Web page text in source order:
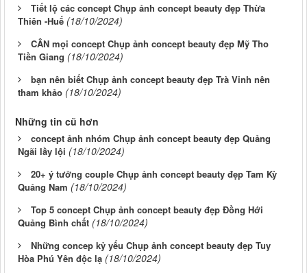
Tiết lộ các concept Chụp ảnh concept beauty đẹp Thừa
Thiên -Huế (18/10/2024)
CÂN mọi concept Chụp ảnh concept beauty đẹp Mỹ Tho
Tiền Giang (18/10/2024)
bạn nên biết Chụp ảnh concept beauty đẹp Trà Vinh nên
tham khảo (18/10/2024)
Những tin cũ hơn
concept ảnh nhóm Chụp ảnh concept beauty đẹp Quảng
Ngãi lầy lội (18/10/2024)
20+ ý tưởng couple Chụp ảnh concept beauty đẹp Tam Kỳ
Quảng Nam (18/10/2024)
Top 5 concept Chụp ảnh concept beauty đẹp Đồng Hới
Quảng Bình chất (18/10/2024)
Những concep kỷ yếu Chụp ảnh concept beauty đẹp Tuy
Hòa Phú Yên độc lạ (18/10/2024)